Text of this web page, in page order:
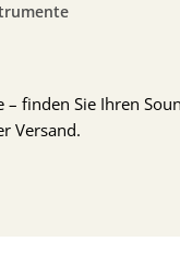
finden Sie Ihren
Versand.